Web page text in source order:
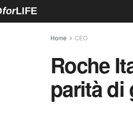
forLIFE
Home CEO
Roche
parità di